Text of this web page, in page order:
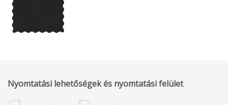
Nyomtatási lehetőségek és nyomtatási felület